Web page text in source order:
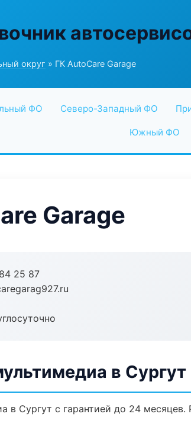
округ » ГК AutoCare Garage
ФО Северо-Западный ФО
Южный ФО
Garage
25 87
в Сургут
в Сургут с гарантией до 24